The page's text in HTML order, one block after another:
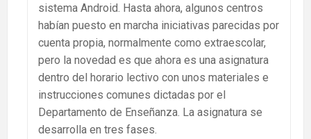
sistema Android. Hasta ahora, algunos centros
habían puesto en marcha iniciativas parecidas por
cuenta propia, normalmente como extraescolar,
pero la novedad es que ahora es una asignatura
dentro del horario lectivo con unos materiales e
instrucciones comunes dictadas por el
Departamento de Enseñanza. La asignatura se
desarrolla en tres fases.